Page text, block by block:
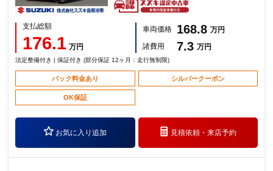
支払総額
176.1 万円
車両価格 168.8 万円
諸費用
7.3 万円
法定整備付き | 保証付き (部分保証 12ヶ月：走行無制限)
パック料金あり シルバークーポン
OK保証
お気に入り追加 見積依頼・来店予約